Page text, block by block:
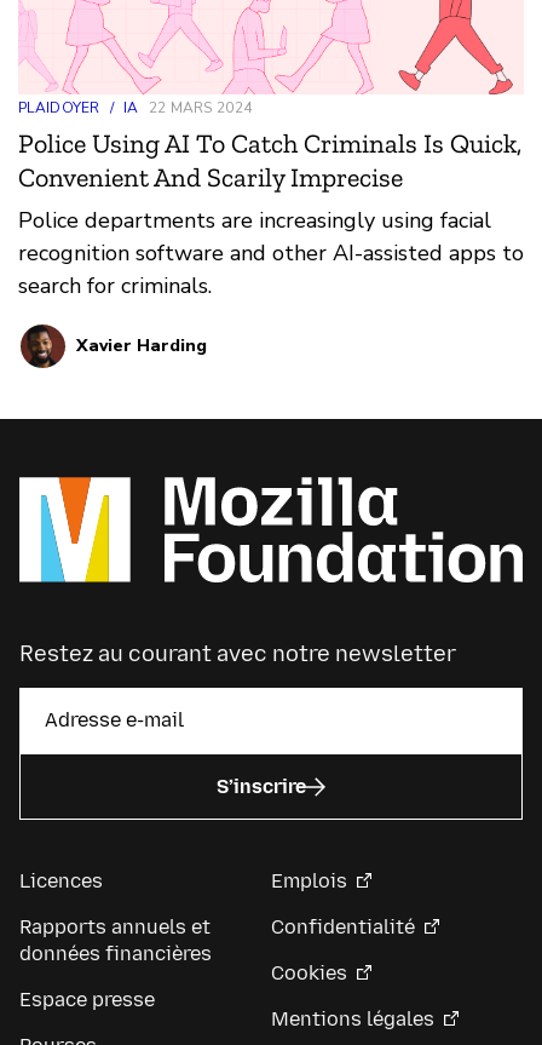
PLAIDOYER / IA 22 MARS 2024
Police Using AI To Catch Criminals Is Quick,
Convenient And Scarily Imprecise
Police departments are increasingly using facial
recognition software and other AI-assisted apps to
search for criminals.
Xavier Harding
Restez au courant avec notre newsletter
S’inscrire
Licences
Rapports annuels et
données financières
Espace presse
Emplois
Confidentialité
Cookies
Mentions légales